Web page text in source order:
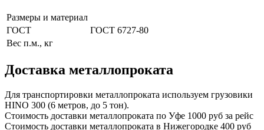
Размеры и материал
ГОСТ
ГОСТ 6727-80
Вес п.м., кг
Доставка металлопроката
Для транспортировки металлопроката используем грузовики
HINO 300 (6 метров, до 5 тон).
Стоимость доставки металлопроката по Уфе 1000 руб за рейс
Стоимость доставки металлопроката в Нижегородке 400 руб